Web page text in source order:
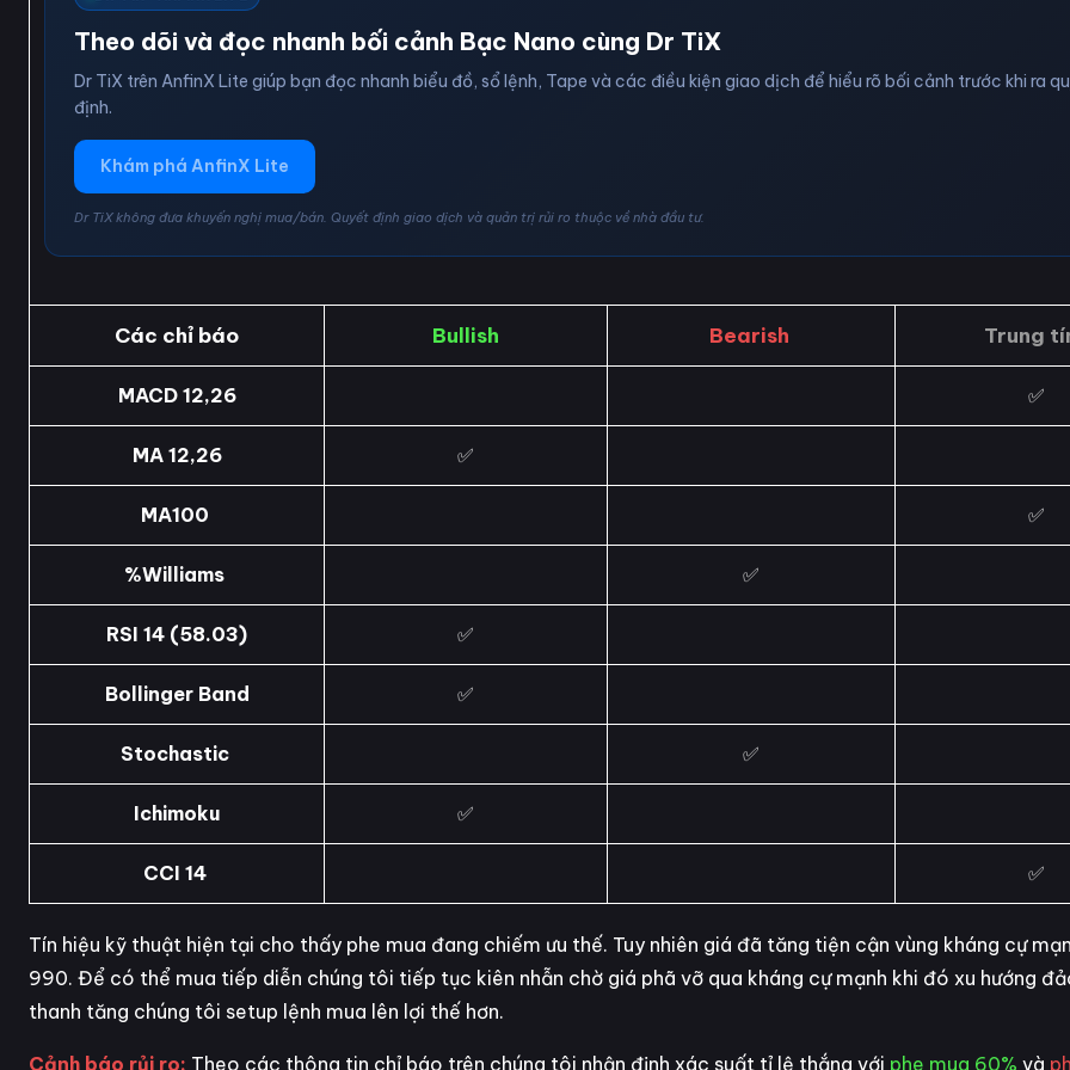
Theo dõi và đọc nhanh bối cảnh Bạc Nano cùng Dr TiX
Dr TiX trên AnfinX Lite giúp bạn đọc nhanh biểu đồ, sổ lệnh, Tape và các điều kiện giao dịch để hiểu rõ bối cảnh trước khi ra
định.
Khám phá AnfinX Lite
Dr TiX không đưa khuyến nghị mua/bán. Quyết định giao dịch và quản trị rủi ro thuộc về nhà đầu tư.
Các chỉ báo Bullish Bearish Trung
MACD 12,26 ✅
MA 12,26 ✅
MA100 ✅
%Williams ✅
RSI 14 (58.03) ✅
Bollinger Band ✅
Stochastic ✅
Ichimoku ✅
CCI 14 ✅
Tín hiệu kỹ thuật hiện tại cho thấy phe mua đang chiếm ưu thế. Tuy nhiên giá đã tăng tiện cận vùng kháng cự
990. Để có thể mua tiếp diễn chúng tôi tiếp tục kiên nhẫn chờ giá phã vỡ qua kháng cự mạnh khi đó xu hướng
thanh tăng chúng tôi setup lệnh mua lên lợi thế hơn.
Cảnh báo rủi ro: Theo các thông tin chỉ báo trên chúng tôi nhận định xác suất tỉ lệ thắng với phe mua 60% và